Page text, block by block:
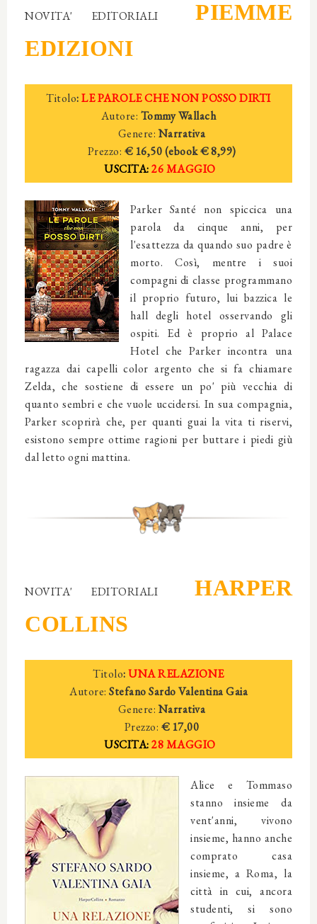
NOVITA' EDITORIALI PIEMME
EDIZIONI
Titolo:LE PAROLE CHE NON POSSO DIRTI
Autore: Tommy Wallach
Genere:Narrativa
Prezzo: € 16,50 (ebook € 8,99)
USCITA:26 MAGGIO
Parker Santé non spiccica una
parola da cinque anni, per
l'esattezza da quando suo padre è
morto. Così, mentre i suoi
compagni di classe programmano
il proprio futuro, lui bazzica le
hall degli hotel osservando gli
ospiti. Ed è proprio al Palace
Hotel che Parker incontra una
ragazza dai capelli color argento che si fa chiamare
Zelda, che sostiene di essere un po' più vecchia di
quanto sembri e che vuole uccidersi. In sua compagnia,
Parker scoprirà che, per quanti guai la vita ti riservi,
esistono sempre ottime ragioni per buttare i piedi giù
dal letto ogni mattina.
NOVITA' EDITORIALI HARPER
COLLINS
Titolo:UNA RELAZIONE
Autore: Stefano Sardo Valentina Gaia
Genere:Narrativa
Prezzo: € 17,00
USCITA:28 MAGGIO
Alice e Tommaso
stanno insieme da
vent'anni, vivono
insieme, hanno anche
comprato casa
insieme, a Roma, la
città in cui, ancora
studenti, si sono